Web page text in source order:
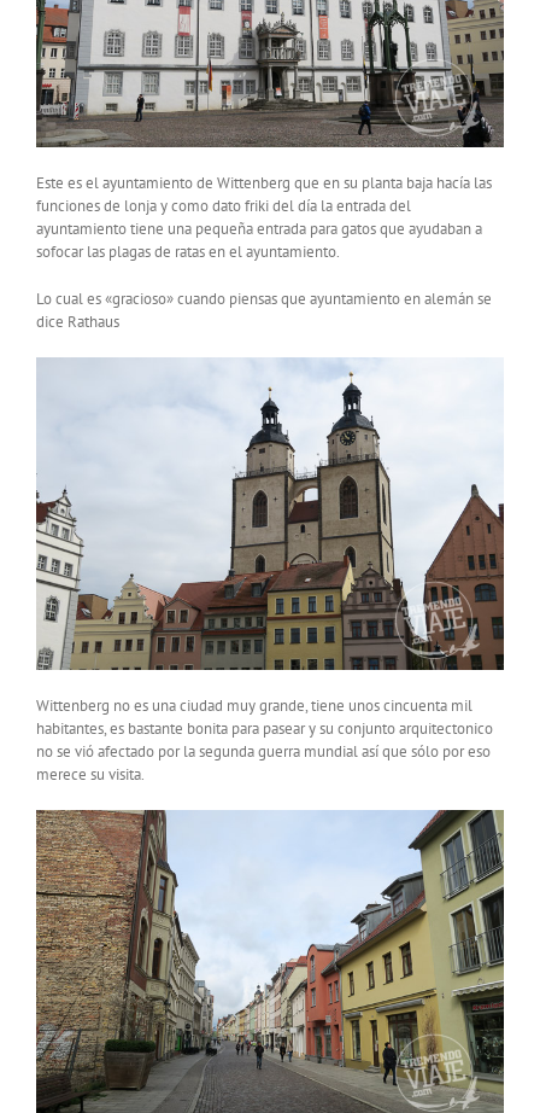
Este es el ayuntamiento de Wittenberg que en su planta baja hacía las
funciones de lonja y como dato friki del día la entrada del
ayuntamiento tiene una pequeña entrada para gatos que ayudaban a
sofocar las plagas de ratas en el ayuntamiento.
Lo cual es «gracioso» cuando piensas que ayuntamiento en alemán se
dice Rathaus
Wittenberg no es una ciudad muy grande, tiene unos cincuenta mil
habitantes, es bastante bonita para pasear y su conjunto arquitectonico
no se vió afectado por la segunda guerra mundial así que sólo por eso
merece su visita.